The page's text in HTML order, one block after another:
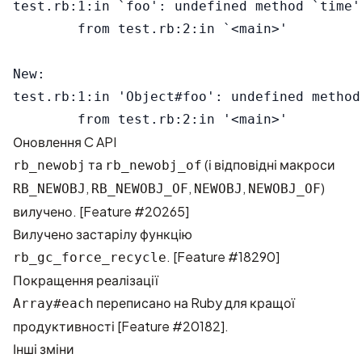
test.rb:1:in `foo': undefined method
        from test.rb:2:in `<main>'
New:
test.rb:1:in 'Object#foo': undefined
Оновлення C API
rb_newobj та rb_newobj_of (і відповідні макроси
RB_NEWOBJ , RB_NEWOBJ_OF, NEWOBJ , NEWOBJ_OF)
вилучено. [Feature #20265]
Вилучено застарілу функцію
rb_gc_force_recycle. [Feature #18290]
Покращення реалізації
Array#each переписано на Ruby для кращої
продуктивності [Feature #20182].
Інші зміни